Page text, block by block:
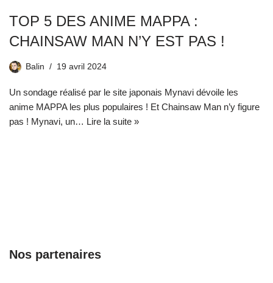
TOP 5 DES ANIME MAPPA :
CHAINSAW MAN N’Y EST PAS !
Balin 19 avril 2024
Un sondage réalisé par le site japonais Mynavi dévoile les
anime MAPPA les plus populaires ! Et Chainsaw Man n’y figure
pas ! Mynavi, un… Lire la suite »
Nos partenaires